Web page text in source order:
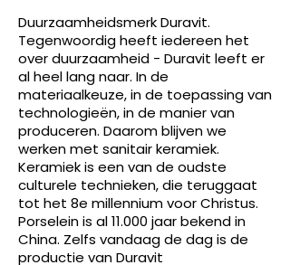
Duurzaamheidsmerk Duravit.
Tegenwoordig heeft iedereen het
over duurzaamheid - Duravit leeft er
al heel lang naar. In de
materiaalkeuze, in de toepassing van
technologieën, in de manier van
produceren. Daarom blijven we
werken met sanitair keramiek.
Keramiek is een van de oudste
culturele technieken, die teruggaat
tot het 8e millennium voor Christus.
Porselein is al 11.000 jaar bekend in
China. Zelfs vandaag de dag is de
productie van Duravit